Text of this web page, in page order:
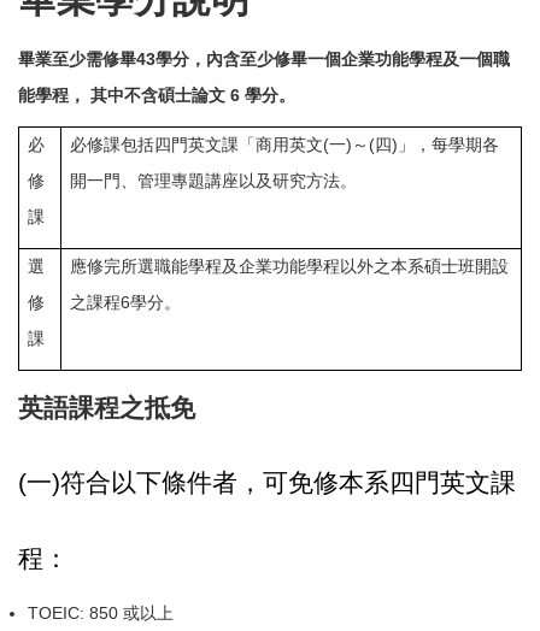
畢業至少需修畢43學分，內含至少修畢一個企業功能學程及一個職
能學程， 其中不含碩士論文 6 學分。
必
修
課
必修課包括四門英文課「商用英文(一)～(四)」，每學期各
開一門、管理專題講座以及研究方法。
選
修
課
應修完所選職能學程及企業功能學程以外之本系碩士班開設
之課程6學分。
英語課程之抵免
(一)符合以下條件者，可免修本系四門英文課
程：
TOEIC: 850 或以上